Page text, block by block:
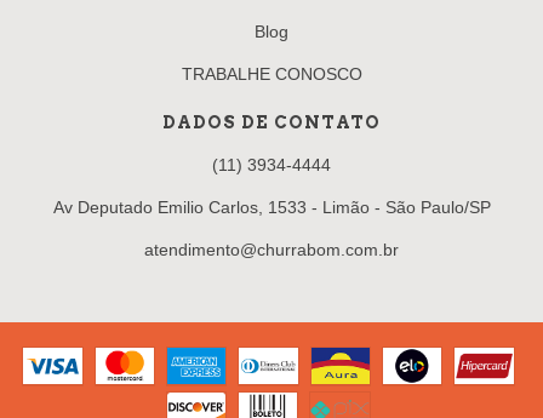
Blog
TRABALHE CONOSCO
DADOS DE CONTATO
(11) 3934-4444
Av Deputado Emilio Carlos, 1533 - Limão - São Paulo/SP
atendimento@churrabom.com.br